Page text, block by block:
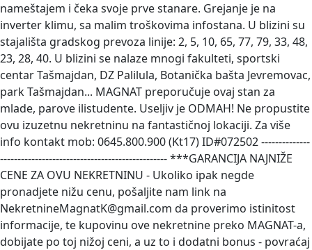
nameštajem i čeka svoje prve stanare. Grejanje je na
inverter klimu, sa malim troškovima infostana. U blizini su
stajališta gradskog prevoza linije: 2, 5, 10, 65, 77, 79, 33, 48,
23, 28, 40. U blizini se nalaze mnogi fakulteti, sportski
centar Tašmajdan, DZ Palilula, Botanička bašta Jevremovac,
park Tašmajdan... MAGNAT preporučuje ovaj stan za
mlade, parove ilistudente. Useljiv je ODMAH! Ne propustite
ovu izuzetnu nekretninu na fantastičnoj lokaciji. Za više
info kontakt mob: 0645.800.900 (Kt17) ID#072502 --------------
------------------------------------------------ ***GARANCIJA NAJNIŽE
CENE ZA OVU NEKRETNINU - Ukoliko ipak negde
pronadjete nižu cenu, pošaljite nam link na
NekretnineMagnatK@gmail.com da proverimo istinitost
informacije, te kupovinu ove nekretnine preko MAGNAT-a,
dobijate po toj nižoj ceni, a uz to i dodatni bonus - povraćaj